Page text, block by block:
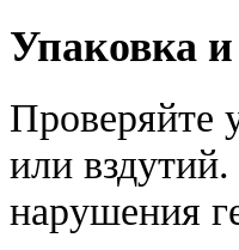
Упаковка
Проверяйте
или
нарушения